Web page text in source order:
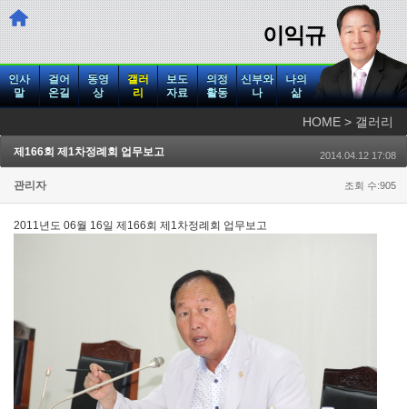
이익규
인사
말
걸어
온길
동영
상
갤러
리
보도
자료
의정
활동
신부와
나
나의
삶
HOME > 갤러리
제166회 제1차정례회 업무보고 2014.04.12 17:08
관리자 조회 수:905
2011년도 06월 16일 제166회 제1차정례회 업무보고